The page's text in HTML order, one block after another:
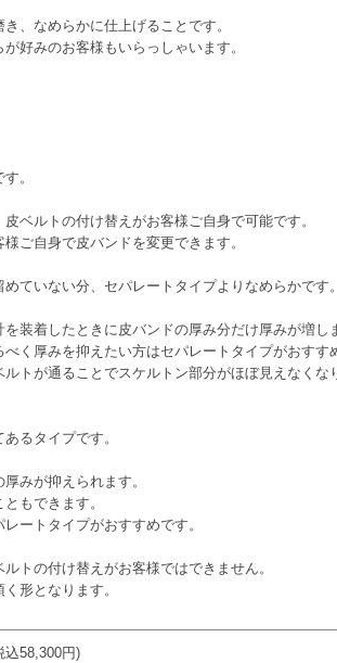
、なめらかに仕上げることです。
好みのお客様もいらっしゃいます。
。
ルトの付け替えがお客様ご自身で可能です。
自身で皮バンドを変更できます。
いない分、セパレートタイプよりなめらかです。
着したときに皮バンドの厚み分だけ厚みが増し
厚みを抑えたい方はセパレートタイプがおすすめ
が通ることでスケルトン部分がほぼ見えなくなり
るタイプです。
の厚みが抑えられます。
もできます。
トタイプがおすすめです。
の付け替えがお客様ではできません。
となります。
込58,300円)